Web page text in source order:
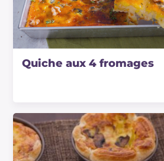
Quiche aux 4 fromages